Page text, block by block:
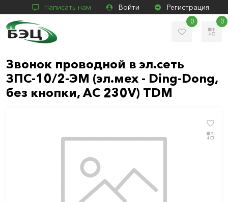
Написать нам Войти Регистрация
0 0
Звонок проводной в эл.сеть
ЗПС-10/2-ЭМ (эл.мех - Ding-Dong,
без кнопки, AC 230V) TDM